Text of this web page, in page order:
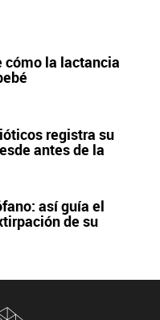
cómo la lactancia
registra su
antes de la
así guía el
de su